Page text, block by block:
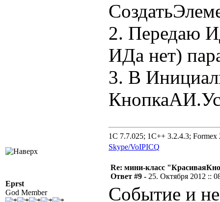
2. Передаю
ИДа нет)
3. В
1C 7.7.025; 1C++ 3.2.4.3; Formex
Skype/VoIPICQ
Eprst
God Member
Re: мини-класс
Ответ #9 - 25. Октября 2012 ::
Событие и